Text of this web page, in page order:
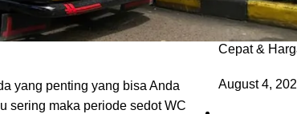
yang penting yang bisa Anda
sering maka periode sedot WC
Jasa Sedot
Cepat &
August 4,